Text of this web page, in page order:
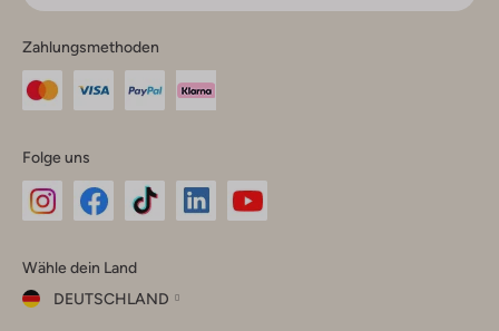
Zahlungsmethoden
Folge uns
Instagram
Facebook
TikTok
Wähle dein Land
DEUTSCHLAND